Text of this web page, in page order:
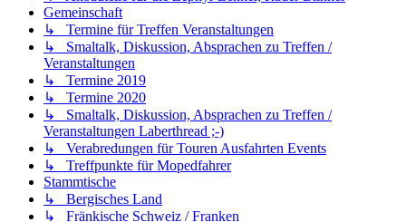
Gemeinschaft
↳ Termine für Treffen Veranstaltungen
↳ Smaltalk, Diskussion, Absprachen zu Treffen /
Veranstaltungen
↳ Termine 2019
↳ Termine 2020
↳ Smaltalk, Diskussion, Absprachen zu Treffen /
Veranstaltungen Laberthread ;-)
↳ Verabredungen für Touren Ausfahrten Events
↳ Treffpunkte für Mopedfahrer
Stammtische
↳ Bergisches Land
↳ Fränkische Schweiz / Franken